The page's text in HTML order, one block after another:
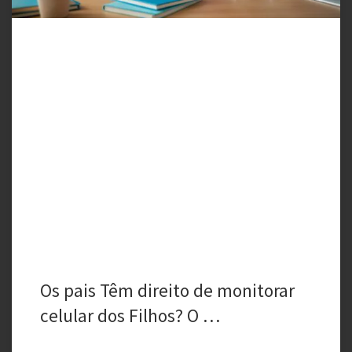
Os pais Têm direito de monitorar
celular dos Filhos? O …